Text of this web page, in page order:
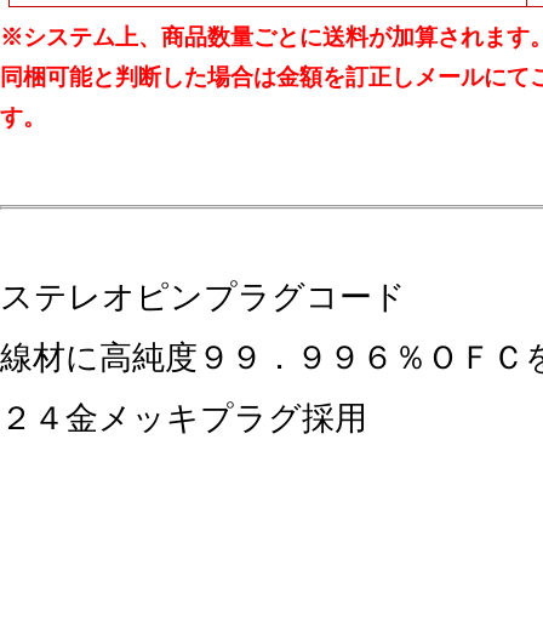
※システム上、商品数量ごとに送料が加算されます
同梱可能と判断した場合は金額を訂正しメールにて
す。
ステレオピンプラグコード
線材に高純度９９．９９６％ＯＦＣ
２４金メッキプラグ採用